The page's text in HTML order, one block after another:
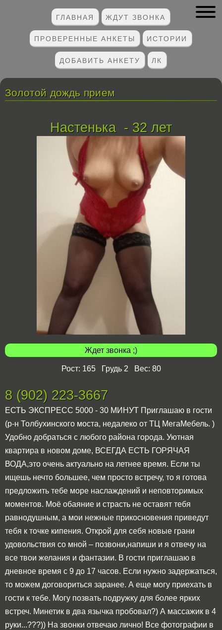
ГЛАВНАЯ ЖДУТ ЗВОНКА
ПРОВЕРЕННЫЕ АНКЕТЫ ИСТОРИИ
ДОБАВИТЬ АНКЕТУ ЛК
Золотой дождь прием
Настенька - 32 лет
Ждет звонка ;)
Рост: 165 Грудь 2 Вес: 80
8 (902) 223-3667
ЕСТЬ ЭКСПРЕСС 5000 - 30 МИНУТ Приглашаю в гости
(р-н Толбухинского моста, недалеко от ТЦ МегаМебель. )
Удобно добраться с любого района города. Уютная
квартира в новом доме, ВСЕГДА ЕСТЬ ГОРЯЧАЯ
ВОДА,это очень актуально на летнее время. Если ты
ищешь нечто большее, чем просто встречу, то я готова
предложить тебе море наслаждений и неповторимых
моментов. Моё обаяние и страсть не оставят тебя
равнодушным, а мои нежные прикосновения приведут
тебя к точке кипения. Открой для себя новые грани
удовольствия со мной – позвони,напиши и я отвечу на
все твои желания и фантазии. В гости приглашаю в
дневное время с 9 до 17 часов. Если нужно задержаться,
то можем договориться заранее. А еще могу приехать в
гости к тебе. Могу позвать подружку для более ярких
встреч. Минетик в два язычка пробовал?) А массажик в 4
руки...???)) На звонки отвечаю лично! Все фотографии в